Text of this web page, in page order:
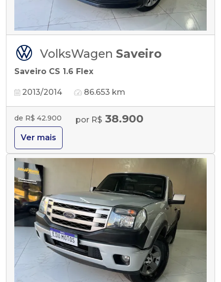
VolksWagen Saveiro
Saveiro CS 1.6 Flex
2013/2014 86.653 km
de R$ 42.900 por R$ 38.900
Ver mais